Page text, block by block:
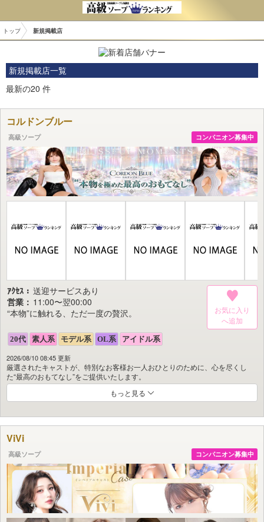
トップ 新規掲載店
新規掲載店一覧
最新の20 件
コルドンブルー
高級ソープ コンパニオン募集中
ｱｸｾｽ： 送迎サービスあり
営業： 11:00〜翌00:00
“本物”に触れる、ただ一度の贅沢。
お気に入り
2026/08/10 08:45 更新
厳選されたキャストが、特別なお客様お一人おひとりのために、心を尽くし
た“最高のおもてなし”をご提供いたします。
𠮷原屈指の上質な空間で味わうのは、非日常と深い安らぎが溶け合うひとと
き。
させます。
“本物”だけが持つ質感と余韻を、五感でじっくりと感じていただけることでし
ょう。
今、コルドンブルーが皆様を“本物”の世界へとお連れいたします。
もっと見る
ViVi
高級ソープ コンパニオン募集中